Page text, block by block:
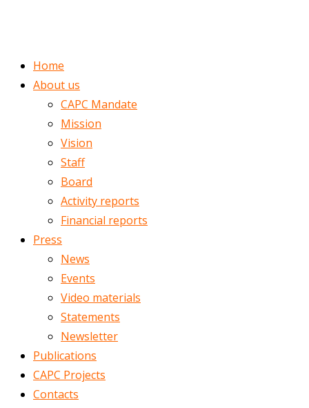
Home
About us
CAPC Mandate
Mission
Vision
Staff
Board
Activity reports
Financial reports
Press
News
Events
Video materials
Statements
Newsletter
Publications
CAPC Projects
Contacts